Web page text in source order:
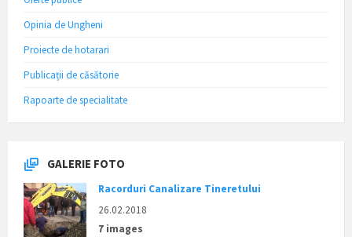
Opinia de Ungheni
Proiecte de hotarari
Publicații de căsătorie
Rapoarte de specialitate
GALERIE FOTO
Racorduri Canalizare Tineretului
26.02.2018
7 images